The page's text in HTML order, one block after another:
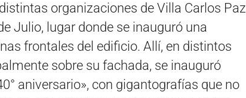
organizaciones de Villa Carlos Paz
Julio, lugar donde se inauguró una
frontales del edificio. Allí, en distintos
sobre su fachada, se inauguró
aniversario», con gigantografías que no